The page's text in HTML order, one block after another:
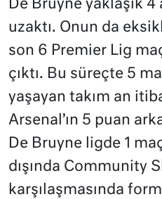
De Bruyne yaklaşık 4
uzaktı. Onun da
son 6 Premier Lig
çıktı. Bu süreçte 5
yaşayan takım an
Arsenal’ın 5 puan
De Bruyne ligde 1
dışında Community
karşılaşmasında